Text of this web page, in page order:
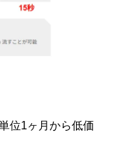
位1ヶ月から低価